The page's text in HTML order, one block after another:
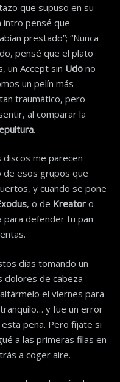
que supuso en su
intro pensé que
prestado”; “Nunca
pensé que el plato
un Accept sin Udono
un pelín más
traumático, pero
al comparar la
.
me parecen
de esos grupos que
y cuando se pone
, o de Kreatoro
para defender tu pan
días tomando un
dolores de cabeza
el viernes para
y fue un error
peña. Pero fíjate si
a las primeras filas en
a coger aire.